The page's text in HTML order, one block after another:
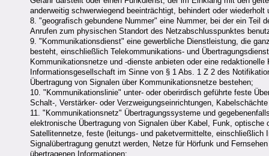
anderweitig schwerwiegend beeinträchtigt, behindert oder wiederholt
8. "geografisch gebundene Nummer" eine Nummer, bei der ein Teil
Anrufen zum physischen Standort des Netzabschlusspunktes
9. "Kommunikationsdienst" eine gewerbliche Dienstleistung, die
besteht, einschließlich Telekommunikations- und
Kommunikationsnetze und -dienste anbieten oder eine
Informationsgesellschaft im Sinne von § 1 Abs. 1 Z 2 des
Übertragung von Signalen über Kommunikationsnetze bestehen;
10. "Kommunikationslinie" unter- oder oberirdisch geführte feste
Schalt-, Verstärker- oder Verzweigungseinrichtungen,
11. "Kommunikationsnetz" Übertragungssysteme und
elektronische Übertragung von Signalen über Kabel, Funk,
Satellitennetze, feste (leitungs- und paketvermittelte,
Signalübertragung genutzt werden, Netze für Hörfunk und
übertragenen Informationen;